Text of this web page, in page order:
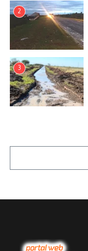
2
3